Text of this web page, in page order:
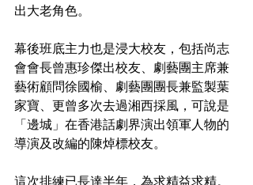
出大老角色。
幕後班底主力也是浸大校友，包括尚志
會會長曾惠珍傑出校友、劇藝團主席兼
藝術顧問徐國榆、劇藝團團長兼監製葉
家寶、更曾多次去過湘西採風，可說是
「邊城」在香港話劇界演出領軍人物的
導演及改編的陳焯標校友。
這次排練已長達半年，為求精益求精。